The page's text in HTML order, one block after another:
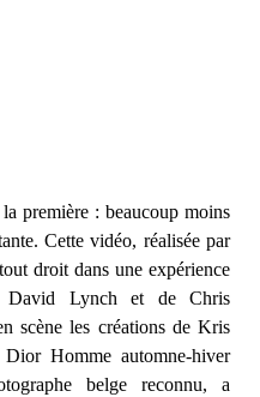
première : beaucoup moins
Cette vidéo, réalisée par
droit dans une expérience
Lynch et de Chris
scène les créations de Kris
Homme automne-hiver
belge reconnu, a